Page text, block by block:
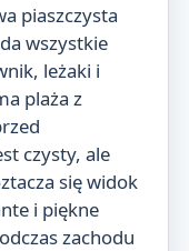
piaszczysta
wszystkie
leżaki i
plaża z
czysty, ale
się widok
i piękne
zachodu